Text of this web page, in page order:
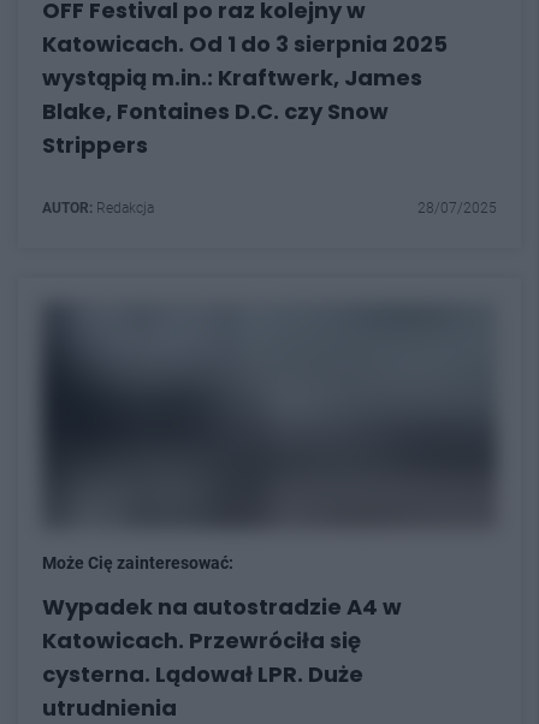
OFF Festival po raz kolejny w
Katowicach. Od 1 do 3 sierpnia 2025
wystąpią m.in.: Kraftwerk, James
Blake, Fontaines D.C. czy Snow
Strippers
AUTOR: Redakcja 28/07/2025
Może Cię zainteresować:
Wypadek na autostradzie A4 w
Katowicach. Przewróciła się
cysterna. Lądował LPR. Duże
utrudnienia